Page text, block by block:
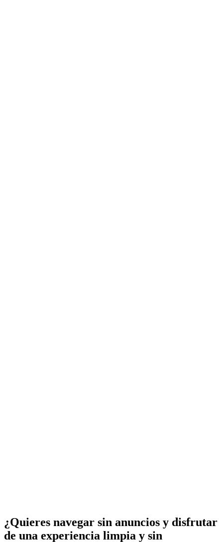
¿Quieres navegar sin anuncios y disfrutar
de una experiencia limpia y sin